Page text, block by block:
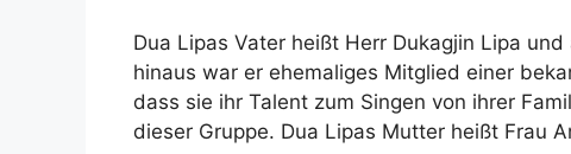
Dua Lipas Vater heißt Herr Dukagjin Lipa
hinaus war er ehemaliges Mitglied einer
dass sie ihr Talent zum Singen von ihrer
dieser Gruppe. Dua Lipas Mutter heißt Frau